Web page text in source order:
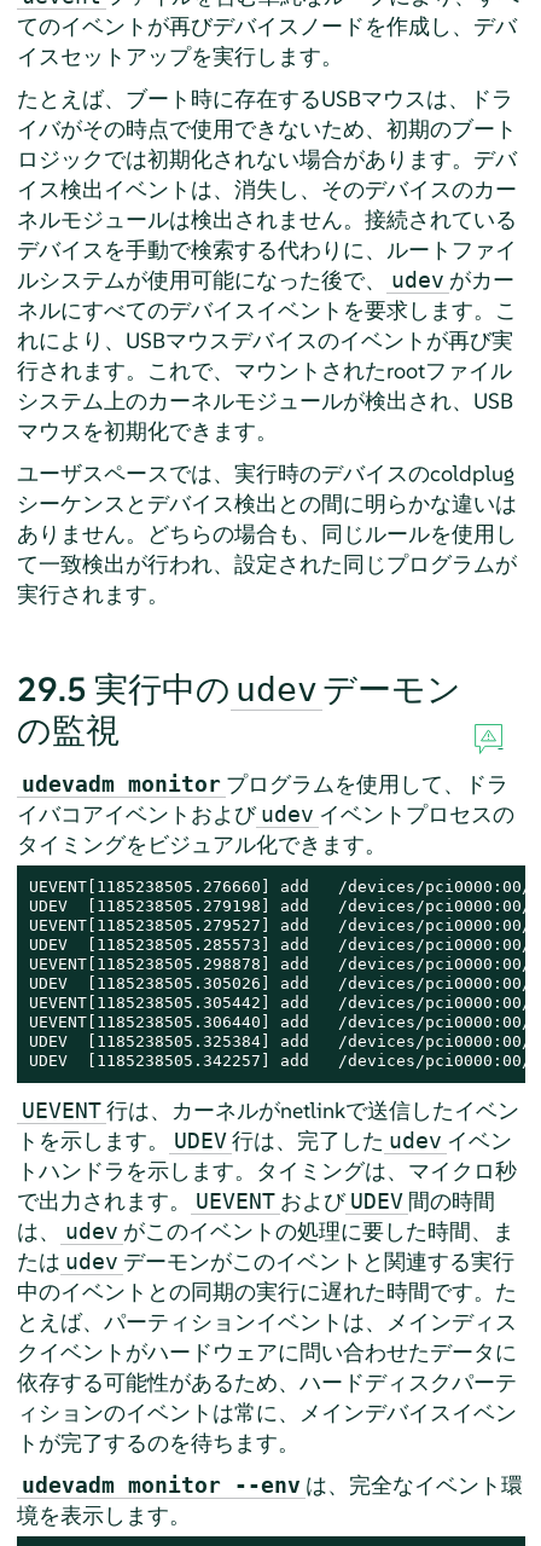
てのイベントが再びデバイスノードを作成し、デバ
イスセットアップを実行します。
たとえば、ブート時に存在するUSBマウスは、ドラ
イバがその時点で使用できないため、初期のブート
ロジックでは初期化されない場合があります。デバ
イス検出イベントは、消失し、そのデバイスのカー
ネルモジュールは検出されません。接続されている
デバイスを手動で検索する代わりに、ルートファイ
ルシステムが使用可能になった後で、
udev がカー
ネルにすべてのデバイスイベントを要求します。こ
れにより、USBマウスデバイスのイベントが再び実
行されます。これで、マウントされたrootファイル
システム上のカーネルモジュールが検出され、USB
マウスを初期化できます。
ユーザスペースでは、実行時のデバイスのcoldplug
シーケンスとデバイス検出との間に明らかな違いは
ありません。どちらの場合も、同じルールを使用し
て一致検出が行われ、設定された同じプログラムが
実行されます。
29.5 実行中の udevデーモン
の監視
udevadm monitor プログラムを使用して、ドラ
イバコアイベントおよび udev イベントプロセスの
タイミングをビジュアル化できます。
UEVENT[1185238505.276660] add   /devices/
UDEV  [1185238505.279198] add   /devices/
UEVENT[1185238505.279527] add   /devices/
UDEV  [1185238505.285573] add   /devices/
UEVENT[1185238505.298878] add   /devices/
UDEV  [1185238505.305026] add   /devices/
UEVENT[1185238505.305442] add   /devices/
UEVENT[1185238505.306440] add   /devices/
UDEV  [1185238505.325384] add   /devices/
UDEV  [1185238505.342257] add   /devices/
UEVENT 行は、カーネルがnetlinkで送信したイベン
トを示します。
UDEV 行は、完了した udev イベン
トハンドラを示します。タイミングは、マイクロ秒
で出力されます。
UEVENT および UDEV 間の時間
は、
udev がこのイベントの処理に要した時間、ま
たは udev デーモンがこのイベントと関連する実行
中のイベントとの同期の実行に遅れた時間です。た
とえば、パーティションイベントは、メインディス
クイベントがハードウェアに問い合わせたデータに
依存する可能性があるため、ハードディスクパーテ
ィションのイベントは常に、メインデバイスイベン
トが完了するのを待ちます。
udevadm monitor --env は、完全なイベント環
境を表示します。